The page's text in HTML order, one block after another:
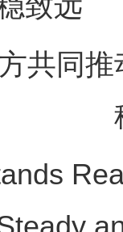
共同